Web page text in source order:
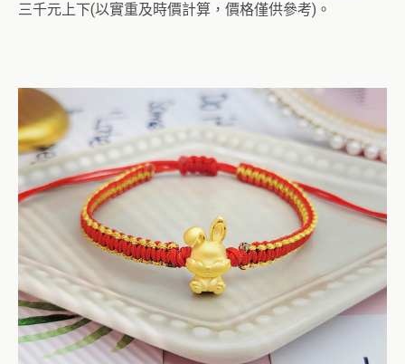
三千元上下(以實重及時價計算，價格僅供參考)。